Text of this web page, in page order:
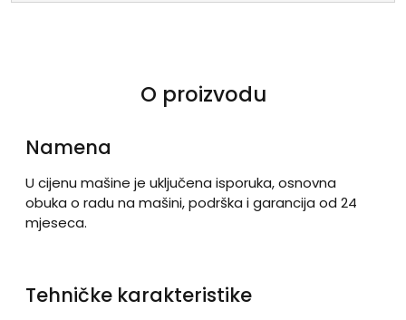
O proizvodu
Namena
U cijenu mašine je uključena isporuka, osnovna
obuka o radu na mašini, podrška i garancija od 24
mjeseca.
Tehničke karakteristike